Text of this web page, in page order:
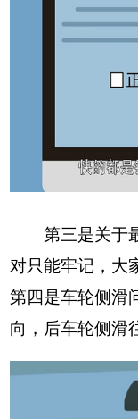
第三是关于最
对只能牢记，大
第四是车轮侧滑
向，后车轮侧滑